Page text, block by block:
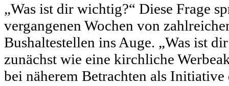
„Was ist dir wichtig?“ Diese Frage
vergangenen Wochen von
Bushaltestellen ins Auge. „Was ist
zunächst wie eine kirchliche
bei näherem Betrachten als